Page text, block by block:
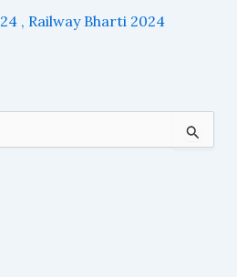
, Railway Bharti 2024